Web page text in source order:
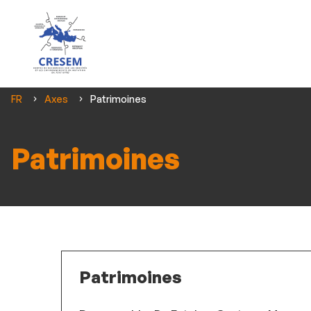
Vous
FR Axes Patrimoines
Patrimoines
Patrimoines